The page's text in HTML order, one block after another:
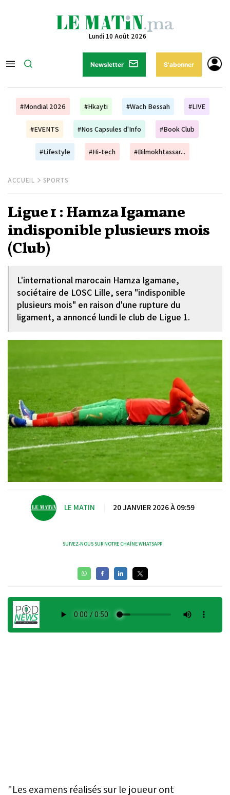
Lundi 10 Août 2026
Newsletter S'abonner
#Mondial 2026 #Hkayti #Wach Bessah #LIVE
#EVENTS #Nos Capsules d'Info #Book Club
#Lifestyle #Hi-tech #Bilmokhtassar...
ACCUEIL SPORTS
Ligue 1 : Hamza Igamane
indisponible plusieurs mois
(Club)
L'international marocain Hamza Igamane,
sociétaire de LOSC Lille, sera "indisponible
plusieurs mois" en raison d'une rupture du
ligament, a annoncé lundi le club de Ligue 1.
LE MATIN 20 JANVIER 2026 À 09:59
SUIVEZ-NOUS SUR NOTRE CHAÎNE WHATSAPP
"Les examens réalisés sur le joueur ont